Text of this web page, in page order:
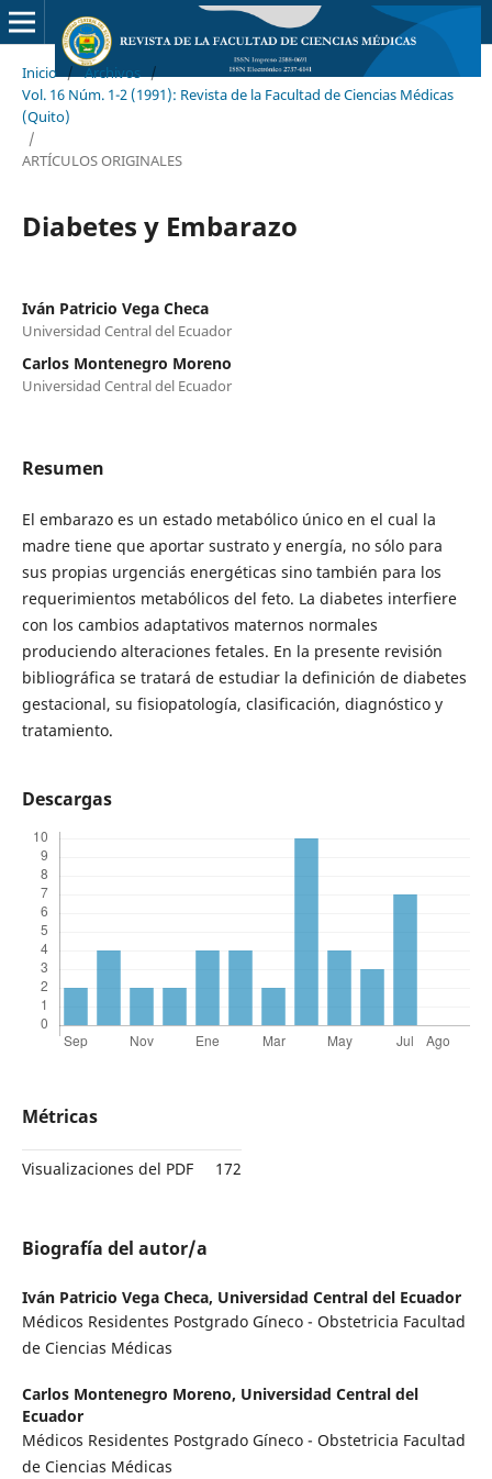
Inicio / Archivos /
Vol. 16 Núm. 1-2 (1991): Revista de la Facultad de Ciencias Médicas
(Quito)
/
ARTÍCULOS ORIGINALES
Diabetes y Embarazo
Iván Patricio Vega Checa
Universidad Central del Ecuador
Carlos Montenegro Moreno
Universidad Central del Ecuador
Resumen
El embarazo es un estado metabólico único en el cual la
madre tiene que aportar sustrato y energía, no sólo para
sus propias urgenciás energéticas sino también para los
requerimientos metabólicos del feto. La diabetes interfiere
con los cambios adaptativos maternos normales
produciendo alteraciones fetales. En la presente revisión
bibliográfica se tratará de estudiar la definición de diabetes
gestacional, su fisiopatología, clasificación, diagnóstico y
tratamiento.
Descargas
Métricas
Visualizaciones del PDF 172
Biografía del autor/a
Iván Patricio Vega Checa, Universidad Central del Ecuador
Médicos Residentes Postgrado Gíneco - Obstetricia Facultad
de Ciencias Médicas
Carlos Montenegro Moreno, Universidad Central del
Ecuador
Médicos Residentes Postgrado Gíneco - Obstetricia Facultad
de Ciencias Médicas